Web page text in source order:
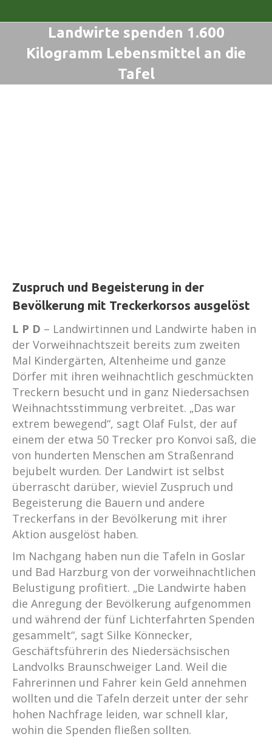
Landwirte spenden 1.600
Kilogramm Lebensmittel an die
Tafel
Zuspruch und Begeisterung in der
Bevölkerung mit Treckerkorsos ausgelöst
L P D – Landwirtinnen und Landwirte haben in
der Vorweihnachtszeit bereits zum zweiten
Mal Kindergärten, Altenheime und ganze
Dörfer mit ihren weihnachtlich geschmückten
Treckern besucht und in ganz Niedersachsen
Weihnachtsstimmung verbreitet. „Das war
extrem bewegend“, sagt Olaf Fulst, der auf
einem der etwa 50 Trecker pro Konvoi saß, die
von hunderten Menschen am Straßenrand
bejubelt wurden. Der Landwirt ist selbst
überrascht darüber, wieviel Zuspruch und
Begeisterung die Bauern und andere
Treckerfans in der Bevölkerung mit ihrer
Aktion ausgelöst haben.
Im Nachgang haben nun die Tafeln in Goslar
und Bad Harzburg von der vorweihnachtlichen
Belustigung profitiert. „Die Landwirte haben
die Anregung der Bevölkerung aufgenommen
und während der fünf Lichterfahrten Spenden
gesammelt“, sagt Silke Könnecker,
Geschäftsführerin des Niedersächsischen
Landvolks Braunschweiger Land. Weil die
Fahrerinnen und Fahrer kein Geld annehmen
wollten und die Tafeln derzeit unter der sehr
hohen Nachfrage leiden, war schnell klar,
wohin die Spenden fließen sollten.